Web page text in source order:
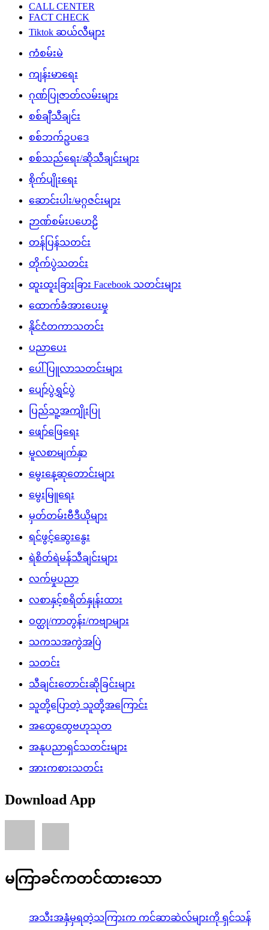
CALL CENTER
FACT CHECK
Tiktok ဆယ်လီများ
ကံစမ်းမဲ
ကျန်းမာရေး
ဂုဏ်ပြုဇာတ်လမ်းများ
စစ်ချီသီချင်း
စစ်ဘက်ဥပဒေ
စစ်သည်ရေး/ဆိုသီချင်းများ
စိုက်ပျိုးရေး
ဆောင်းပါး/မဂ္ဂဇင်းများ
ဉာဏ်စမ်းပဟေဠိ
တန်ပြန်သတင်း
တိုက်ပွဲသတင်း
ထူးထူးခြားခြား Facebook သတင်းများ
ထောက်ခံအားပေးမှု
နိုင်ငံတကာသတင်း
ပညာပေး
ပေါ်ပြူလာသတင်းများ
ပျော်ပွဲရွှင်ပွဲ
ပြည်သူ့အကျိုးပြု
ဖျော်ဖြေရေး
မူလစာမျက်နှာ
မွေးနေ့ဆုတောင်းများ
မွေးမြူရေး
မှတ်တမ်းဗီဒီယိုများ
ရင်ဖွင့်ဆွေးနွေး
ရဲစိတ်ရဲမန်သီချင်းများ
လက်မှုပညာ
လစာနှင့်စရိတ်နှုန်းထား
ဝတ္ထု/ကာတွန်း/ကဗျာများ
သကသအကွဲအပြဲ
သတင်း
သီချင်းတောင်းဆိုခြင်းများ
သူတို့ပြောတဲ့ သူတို့အကြောင်း
အထွေထွေဗဟုသုတ
အနုပညာရှင်သတင်းများ
အားကစားသတင်း
Download App
မကြာခင်ကတင်ထားသော
အသီးအနှံမှရတဲ့သကြားက ကင်ဆာဆဲလ်များကို ရှင်သန်